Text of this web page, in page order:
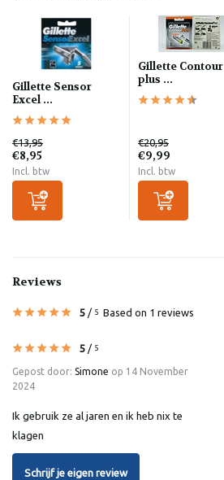
Gillette Sensor
Excel ...
€13,95
€8,95
Incl. btw
Gillette Contour
plus ...
€20,95
€9,99
Incl. btw
Reviews
5 / 5 Based on 1 reviews
5 / 5
Gepost door: Simone op 14 November
2024
Ik gebruik ze al jaren en ik heb nix te
klagen
Schrijf je eigen review